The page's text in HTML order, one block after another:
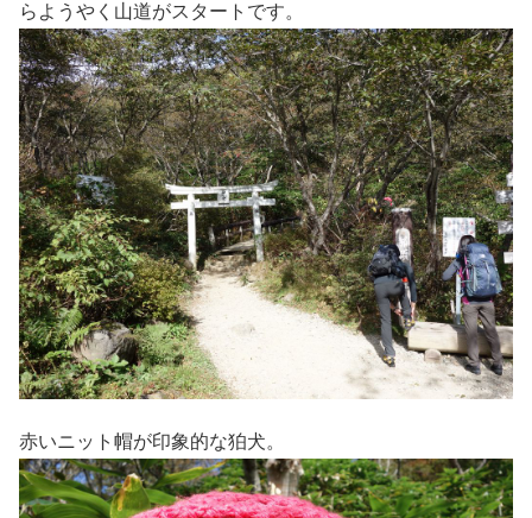
らようやく山道がスタートです。
赤いニット帽が印象的な狛犬。